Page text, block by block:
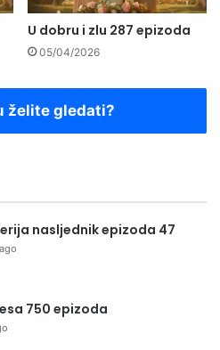
U dobru i zlu 287 epizoda
05/04/2026
želite gledati?
nasljednik epizoda 47
750 epizoda